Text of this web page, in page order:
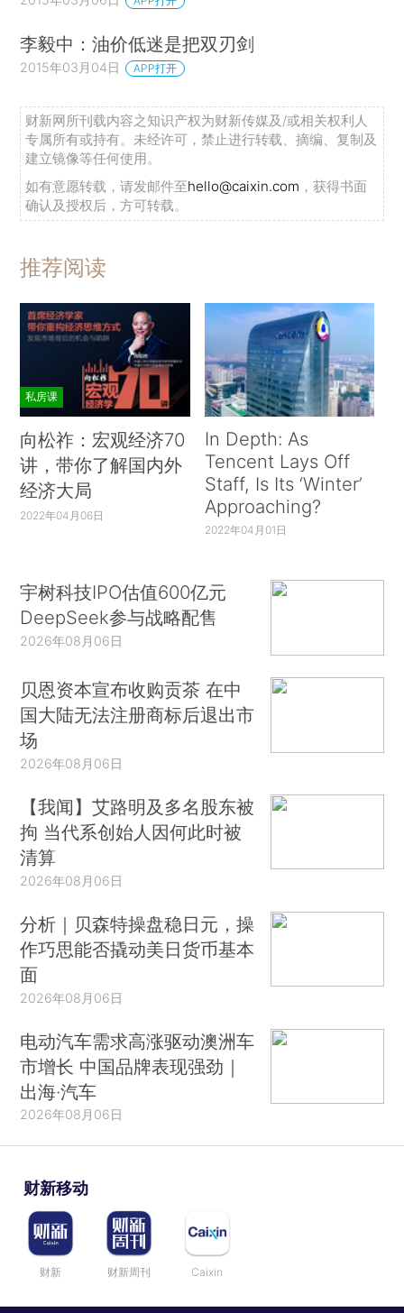
李毅中：油价低迷是把双刃剑
2015年03月04日 APP打开
财新网所刊载内容之知识产权为财新传媒及/或相关权利人
专属所有或持有。未经许可，禁止进行转载、摘编、复制及
建立镜像等任何使用。
如有意愿转载，请发邮件至hello@caixin.com ，获得书面
确认及授权后，方可转载。
推荐阅读
私房课
向松祚：宏观经济70
讲，带你了解国内外
经济大局
2022年04月06日
In Depth: As
Tencent Lays Off
Staff, Is Its ‘Winter’
Approaching?
2022年04月01日
宇树科技IPO估值600亿元
DeepSeek参与战略配售
2026年08月06日
贝恩资本宣布收购贡茶 在中
国大陆无法注册商标后退出市
场
2026年08月06日
【我闻】艾路明及多名股东被
拘 当代系创始人因何此时被
清算
2026年08月06日
分析｜贝森特操盘稳日元，操
作巧思能否撬动美日货币基本
面
2026年08月06日
电动汽车需求高涨驱动澳洲车
市增长 中国品牌表现强劲｜
出海·汽车
2026年08月06日
财新移动
财新 财新周刊 Caixin